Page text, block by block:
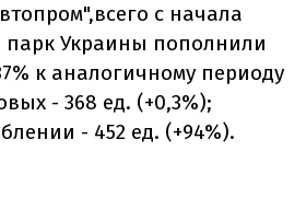
всего с начала
парк Украины пополнили
к аналогичному периоду
- 368 ед. (+0,3%);
- 452 ед. (+94%).